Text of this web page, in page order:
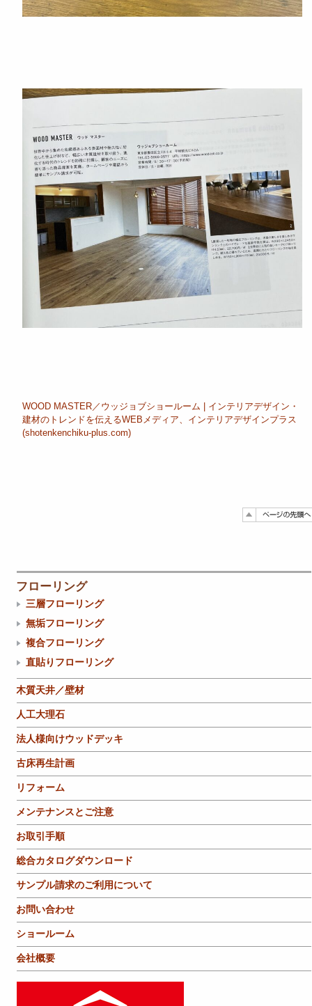
WOOD MASTER／ウッジョブショールーム | インテリアデザイン・
建材のトレンドを伝えるWEBメディア、インテリアデザインプラス
(shotenkenchiku-plus.com)
フローリング
三層フローリング
無垢フローリング
複合フローリング
直貼りフローリング
木質天井／壁材
人工大理石
法人様向けウッドデッキ
古床再生計画
リフォーム
メンテナンスとご注意
お取引手順
総合カタログダウンロード
サンプル請求のご利用について
お問い合わせ
ショールーム
会社概要